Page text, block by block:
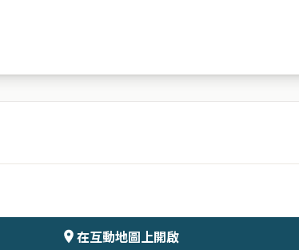
在互動地圖上開啟